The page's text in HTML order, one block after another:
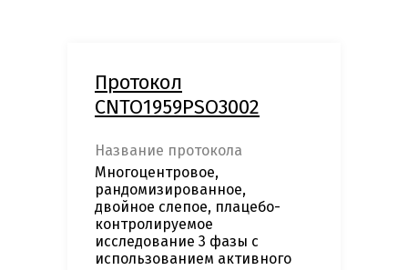
Протокол
CNTO1959PSO3002
Название протокола
Многоцентровое,
рандомизированное,
двойное слепое, плацебо-
контролируемое
исследование 3 фазы c
использованием активного